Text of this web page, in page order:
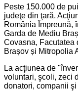
Peste 150.000 de
judeţe din ţară.
România Împreună,
Garda de Mediu
Covasna, Facutatea
Brașov și Mitropolia
La acţiunea de
voluntari, şcoli, zeci
donatori, companii